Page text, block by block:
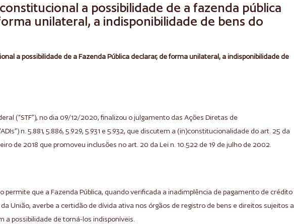
a possibilidade de a fazenda pública
unilateral, a indisponibilidade de bens do
a possibilidade de a Fazenda Pública declarar, de forma unilateral, a indisponibilidade de
(“STF”), no dia 09/12/2020, finalizou o julgamento das Ações Diretas de
n. 5.881, 5.886, 5.929, 5.931 e 5.932, que discutem a (in)constitucionalidade do art. 25 da
de 2018 que promoveu inclusões no art. 20 da Lei n. 10.522 de 19 de julho de 2002.
permite que a Fazenda Pública, quando verificada a inadimplência de pagamento de crédito
União, averbe a certidão de dívida ativa nos órgãos de registro de bens e direitos sujeitos a
a possibilidade de torná-los indisponíveis.